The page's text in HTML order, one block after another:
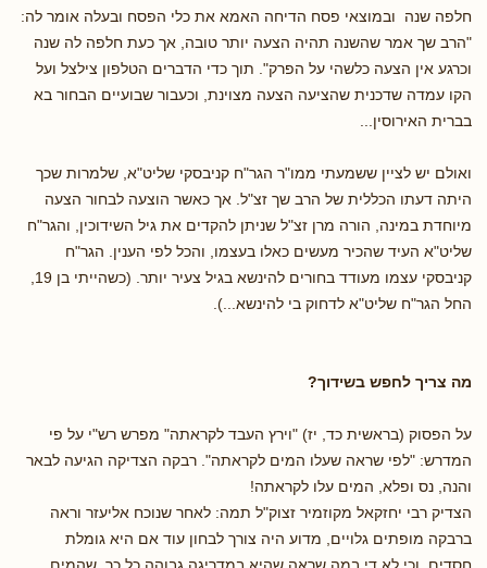
חלפה שנה ובמוצאי פסח הדיחה האמא את כלי הפסח ובעלה אומר לה:
"הרב שך אמר שהשנה תהיה הצעה יותר טובה, אך כעת חלפה לה שנה
וכרגע אין הצעה כלשהי על הפרק". תוך כדי הדברים הטלפון צילצל ועל
הקו עמדה שדכנית שהציעה הצעה מצוינת, וכעבור שבועיים הבחור בא
בברית האירוסין...
ואולם יש לציין ששמעתי ממו"ר הגר"ח קניבסקי שליט"א, שלמרות שכך
היתה דעתו הכללית של הרב שך זצ"ל. אך כאשר הוצעה לבחור הצעה
מיוחדת במינה, הורה מרן זצ"ל שניתן להקדים את גיל השידוכין, והגר"ח
שליט"א העיד שהכיר מעשים כאלו בעצמו, והכל לפי הענין. הגר"ח
החל הגר"ח שליט"א לדחוק בי להינשא...).
מה צריך לחפש בשידוך?
על הפסוק (בראשית כד, יז) "וירץ העבד לקראתה" מפרש רש"י על פי
המדרש: "לפי שראה שעלו המים לקראתה". רבקה הצדיקה הגיעה לבאר
והנה, נס ופלא, המים עלו לקראתה!
הצדיק רבי יחזקאל מקוזמיר זצוק"ל תמה: לאחר שנוכח אליעזר וראה
ברבקה מופתים גלויים, מדוע היה צורך לבחון עוד אם היא גומלת
חסדים, וכי לא די במה שראה שהיא במדריגה גבוהה כל כך, שהמים